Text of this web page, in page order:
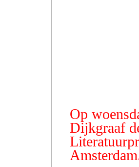
Op
Dijkgraaf